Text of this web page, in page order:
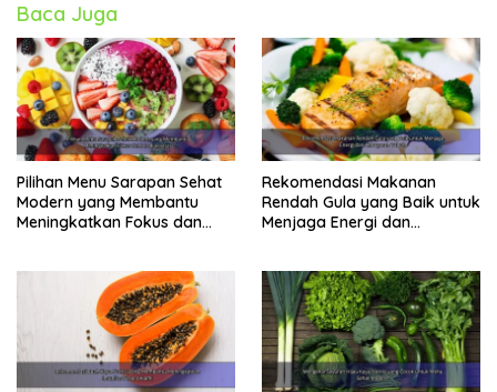
Baca Juga
Pilihan Menu Sarapan Sehat
Modern yang Membantu
Meningkatkan Fokus dan
Rekomendasi Makanan
Rendah Gula yang Baik untuk
Menjaga Energi dan